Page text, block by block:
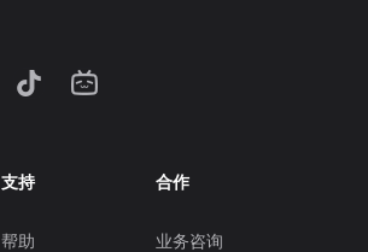
支持
帮助
合作
业务咨询